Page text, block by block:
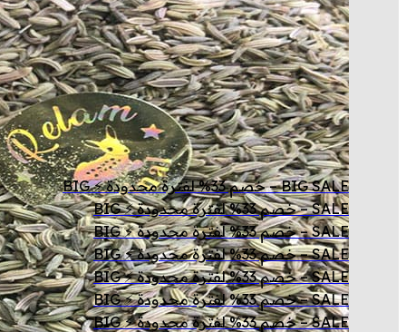
المختلفة
لهذا
المنتج.
يمكن
اختيار
الخيارات
على
صفحة
المنتج
BIG SALE – خصم 33% لفترة محدودة ⚡ BIG
SALE – خصم 33% لفترة محدودة ⚡ BIG
SALE – خصم 33% لفترة محدودة ⚡ BIG
SALE – خصم 33% لفترة محدودة ⚡ BIG
SALE – خصم 33% لفترة محدودة ⚡ BIG
SALE – خصم 33% لفترة محدودة ⚡ BIG
SALE – خصم 33% لفترة محدودة ⚡ BIG